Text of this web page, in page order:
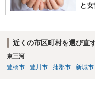
と
近くの市区町村を選び直
東三河
豊橋市
豊川市 蒲郡市 新城市